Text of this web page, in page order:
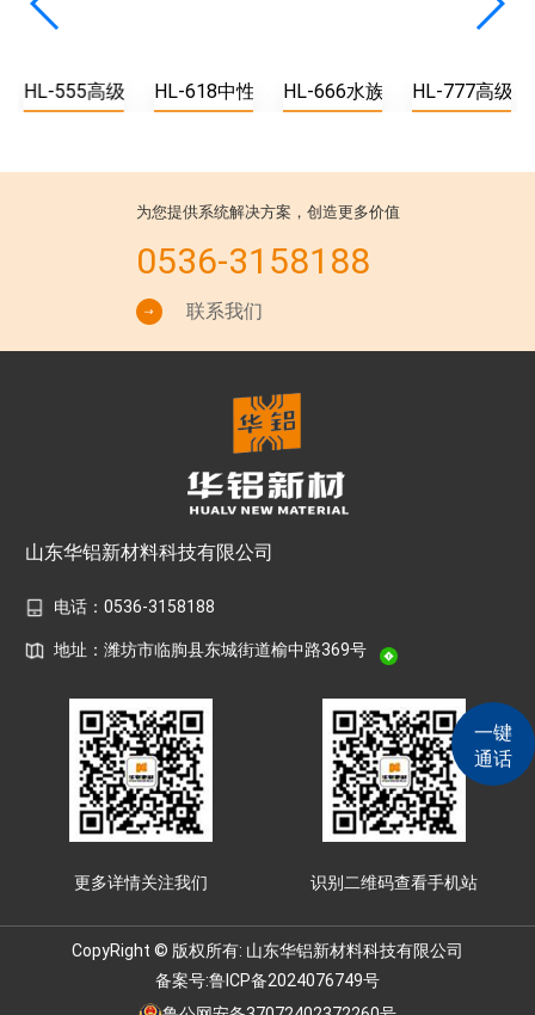
防火阻燃胶
HL-555高级防霉玻璃胶HL-618中性硅酮耐候胶HL-666水族馆专用胶HL-777高级
为您提供系统解决方案，创造更多价值
0536-3158188
联系我们
山东华铝新材料科技有限公司
电话：0536-3158188
地址：潍坊市临朐县东城街道榆中路369号
更多详情关注我们 识别二维码查看手机站
CopyRight © 版权所有: 山东华铝新材料科技有限公司
备案号:鲁ICP备2024076749号
一键
通话